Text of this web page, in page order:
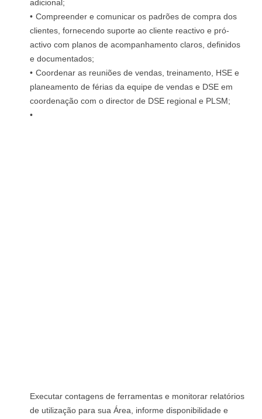
adicional;
Compreender e comunicar os padrões de compra dos
clientes, fornecendo suporte ao cliente reactivo e pró-
activo com planos de acompanhamento claros, definidos
e documentados;
Coordenar as reuniões de vendas, treinamento, HSE e
planeamento de férias da equipe de vendas e DSE em
coordenação com o director de DSE regional e PLSM;
Executar contagens de ferramentas e monitorar relatórios
de utilização para sua Área, informe disponibilidade e